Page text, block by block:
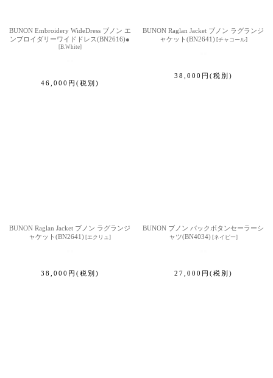
BUNON Embroidery WideDress ブノン エ
ンブロイダリーワイドドレス(BN2616)●
[B.White]
46,000 円 (税別)
BUNON Raglan Jacket ブノン ラグランジ
ャケット(BN2641) [チャコール]
38,000 円 (税別)
BUNON Raglan Jacket ブノン ラグランジ
ャケット(BN2641) [エクリュ]
38,000 円 (税別)
BUNON ブノン バックボタンセーラーシ
ャツ(BN4034) [ネイビー]
27,000 円 (税別)